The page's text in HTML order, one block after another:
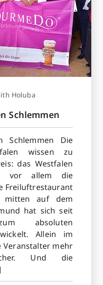
Holuba
Schlemmen
Schlemmen Die
wissen zu
das Westfalen
vor allem die
Freiluftrestaurant
mitten auf dem
hat sich seit
absoluten
Allein im
Veranstalter mehr
Und die